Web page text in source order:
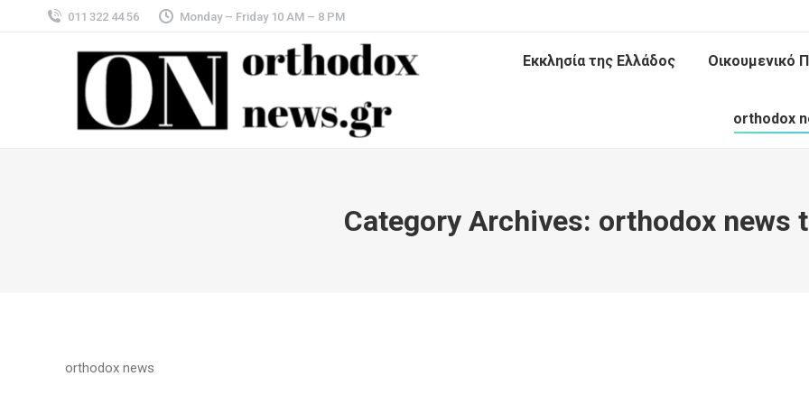
011 322 44 56 Monday – Friday 10 AM – 8 PM
Εκκλησία της Ελλάδος Οικουμενικό
orthodox
Category Archives: orthodox news
orthodox news